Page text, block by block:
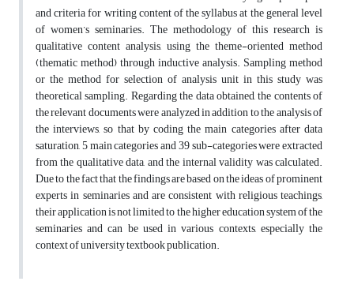
and criteria for writing content of the syllabus at the general level
of women’s seminaries. The methodology of this research is
qualitative content analysis, using the theme-oriented method
‎(thematic method)‎ through inductive analysis. Sampling method
or the method for selection of analysis unit in this study was
theoretical sampling. Regarding the data obtained, the contents of
the relevant documents were analyzed in addition to the analysis of
the interviews‎, so that by coding the main categories after data
saturation, 5 main categories and 39 sub-categories were extracted
from the qualitative data, and the internal validity was calculated.
Due to the fact that the findings are based on the ideas of prominent
experts in ‎seminaries and are ‎consistent with religious teachings,
their application is not ‎limited to the higher education system of the
‎seminaries and can be used in various ‎contexts, especially the
context of university textbook publication.‎